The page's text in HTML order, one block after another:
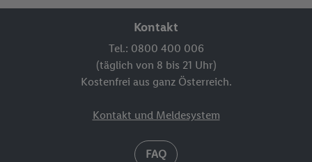
Kontakt
Tel.: 0800 400 006
(täglich von 8 bis 21 Uhr)
Kostenfrei aus ganz Österreich.
Kontakt und Meldesystem
FAQ